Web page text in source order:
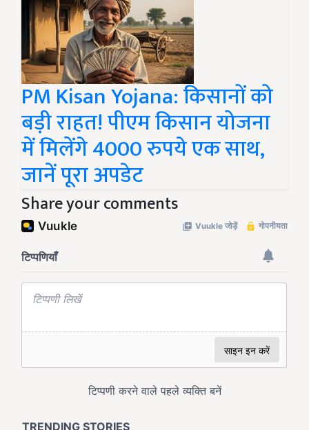
PM Kisan Yojana: किसानों को
बड़ी राहत! पीएम किसान योजना
में मिलेंगे 4000 रुपये एक साथ,
जानें पूरा अपडेट
Share your comments